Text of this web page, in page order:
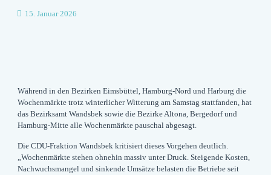
15. Januar 2026
Während in den Bezirken Eimsbüttel, Hamburg-Nord und Harburg die
Wochenmärkte trotz winterlicher Witterung am Samstag stattfanden, hat
das Bezirksamt Wandsbek sowie die Bezirke Altona, Bergedorf und
Hamburg-Mitte alle Wochenmärkte pauschal abgesagt.
Die CDU-Fraktion Wandsbek kritisiert dieses Vorgehen deutlich.
„Wochenmärkte stehen ohnehin massiv unter Druck. Steigende Kosten,
Nachwuchsmangel und sinkende Umsätze belasten die Betriebe seit